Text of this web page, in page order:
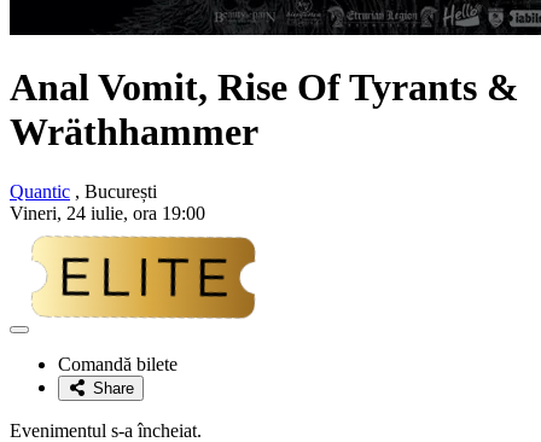
Anal Vomit, Rise Of Tyrants &
Wräthhammer
Quantic , București
Vineri, 24 iulie, ora 19:00
Adaugă
favoriteComandă bilete
Share
Evenimentul s-a încheiat.